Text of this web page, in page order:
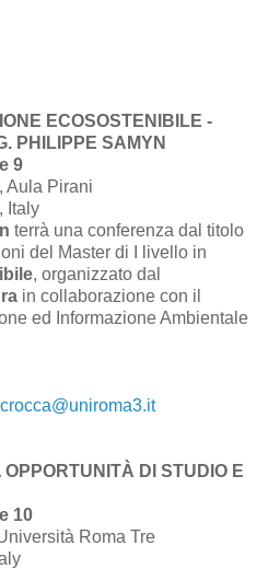
ECOSOSTENIBILE -
PHILIPPE SAMYN
9
Aula Pirani
Italy
terrà una conferenza dal titolo
del Master di I livello in
, organizzato dal
in collaborazione con il
ed Informazione Ambientale
DI STUDIO E
10
Roma Tre